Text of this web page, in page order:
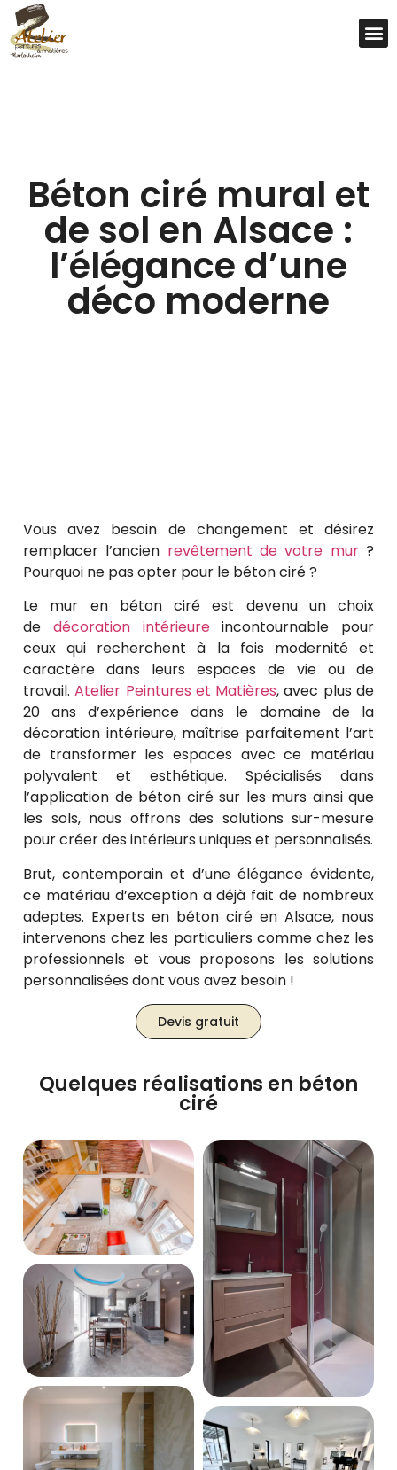
Béton ciré mural et
de sol en Alsace :
l’élégance d’une
déco moderne
Vous avez besoin de changement et désirez
remplacer l’ancien revêtement de votre mur?
Pourquoi ne pas opter pour le béton ciré ?
Le mur en béton ciré est devenu un choix
de décoration intérieureincontournable pour
ceux qui recherchent à la fois modernité et
caractère dans leurs espaces de vie ou de
travail.Atelier Peintures et Matières, avec plus de
20 ans d’expérience dans le domaine de la
décoration intérieure, maîtrise parfaitement l’art
de transformer les espaces avec ce matériau
polyvalent et esthétique. Spécialisés dans
l’application de béton ciré sur les murs ainsi que
les sols, nous offrons des solutions sur-mesure
pour créer des intérieurs uniques et personnalisés.
Brut, contemporain et d’une élégance évidente,
ce matériau d’exception a déjà fait de nombreux
adeptes. Experts en béton ciré en Alsace, nous
intervenons chez les particuliers comme chez les
professionnels et vous proposons les solutions
personnalisées dont vous avez besoin !
Devis gratuit
Quelques réalisations en béton
ciré